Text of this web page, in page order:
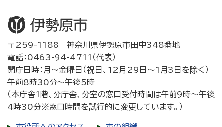
〒259-1188 神奈川県伊勢原市田中348番地
電話：0463-94-4711（代表）
開庁日時：月～金曜日（祝日、12月29日～1月3日を除く）
午前8時30分～午後5時
（本庁舎1階、分庁舎、分室の窓口受付時間は午前9時～午後
4時30分※窓口時間を試行的に変更しています。）